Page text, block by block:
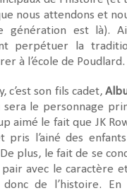
nous attendons et
génération est là).
perpétuer la
à l’école de Poudlard.
c’est son fils cadet,
le personnage
aimé le fait que JK
pris l’ainé des
plus, le fait de se
avec le caractère
donc de l’histoire.